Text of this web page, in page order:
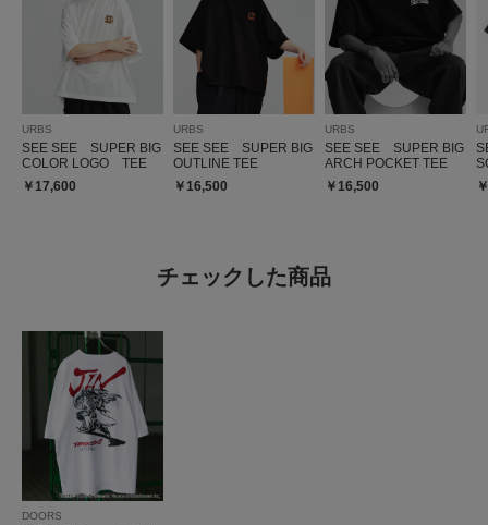
URBS
SEE SEE SUPER BIG
COLOR LOGO TEE
￥17,600
URBS
SEE SEE SUPER BIG
OUTLINE TEE
￥16,500
URBS
SEE SEE SUPER BIG
ARCH POCKET TEE
￥16,500
チェックした商品
DOORS